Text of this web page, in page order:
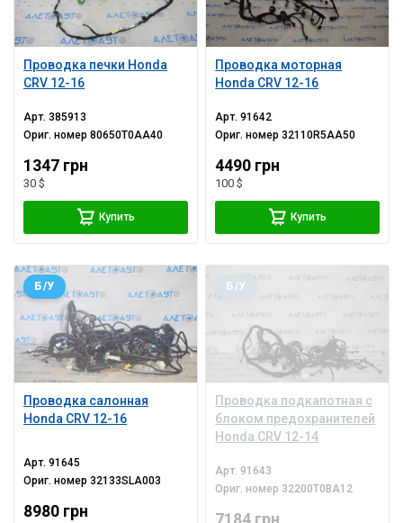
Проводка печки Honda
CRV 12-16
Арт.385913
Ориг. номер80650T0AA40
1347 грн
30 $
Купить
Проводка моторная
Honda CRV 12-16
Арт.91642
Ориг. номер32110R5AA50
4490 грн
100 $
Купить
Проводка салонная
Honda CRV 12-16
Б/У
Арт.91645
Ориг. номер32133SLA003
8980 грн
Проводка подкапотная с
блоком предохранителей
Honda CRV 12-14
Б/У
Арт. 91643
Ориг. номер 32200T0BA12